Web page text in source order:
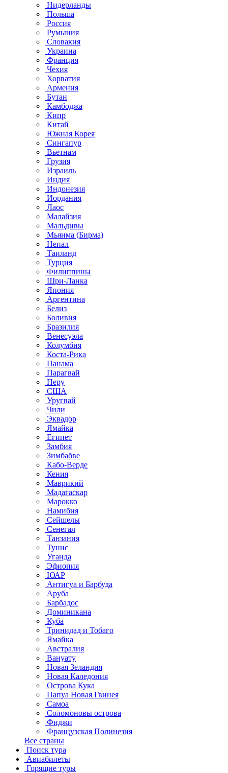
Нидерланды
Польша
Россия
Румыния
Словакия
Украина
Франция
Чехия
Хорватия
Армения
Бутан
Камбоджа
Кипр
Китай
Южная Корея
Сингапур
Вьетнам
Грузия
Израиль
Индия
Индонезия
Иордания
Лаос
Малайзия
Мальдивы
Мьянма (Бирма)
Непал
Таиланд
Турция
Филиппины
Шри-Ланка
Япония
Аргентина
Белиз
Боливия
Бразилия
Венесуэла
Колумбия
Коста-Рика
Панама
Парагвай
Перу
США
Уругвай
Чили
Эквадор
Ямайка
Египет
Замбия
Зимбабве
Кабо-Верде
Кения
Маврикий
Мадагаскар
Марокко
Намибия
Сейшелы
Сенегал
Танзания
Тунис
Уганда
Эфиопия
ЮАР
Антигуа и Барбуда
Аруба
Барбадос
Доминикана
Куба
Тринидад и Тобаго
Ямайка
Австралия
Вануату
Новая Зеландия
Новая Каледония
Острова Кука
Папуа Новая Гвинея
Самоа
Соломоновы острова
Фиджи
Французская Полинезия
Все страны
Поиск тура
Авиабилеты
Горящие туры